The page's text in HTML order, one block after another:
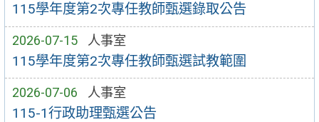
115學年度第2次專任教師甄選錄取公告
2026-07-15 人事室
115學年度第2次專任教師甄選試教範圍
2026-07-06 人事室
115-1行政助理甄選公告